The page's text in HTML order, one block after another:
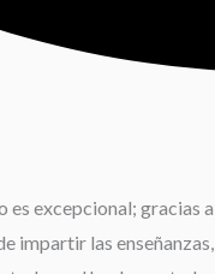
es excepcional; gracias
impartir las